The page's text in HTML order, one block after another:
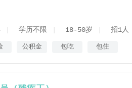
学历不限 18-50岁 招1人
公积金 包吃 包住